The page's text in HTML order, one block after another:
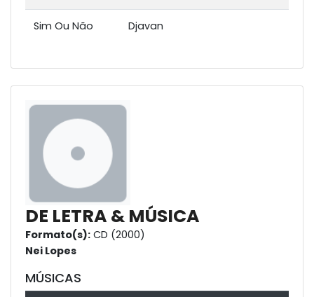
Sim Ou Não Djavan
DE LETRA & MÚSICA
Formato(s): CD (2000)
Nei Lopes
MÚSICAS